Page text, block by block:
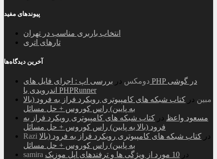
پیوندهای مفید
انتخاب باربری مناسب در تهران
تارهای اتری
آخرین دیدگاه‌ها
دومکس در بررسی اپ : اجرای فایل های PHP در گوشی
اندرویدی با PHPRunner
مبین در کتاب شبکه های کامپیوتری رویکرد فراز به فرود (بالا
به پایین) راس کوروس + حل مسائل
مسعود واعظ در کتاب شبکه های کامپیوتری رویکرد فراز به
فرود (بالا به پایین) راس کوروس + حل مسائل
Razi
در کتاب شبکه های کامپیوتری رویکرد فراز به فرود (بالا
به پایین) راس کوروس + حل مسائل
samira
در 10 مورد از ویژگی ها و ترفندهای اپل موزیک